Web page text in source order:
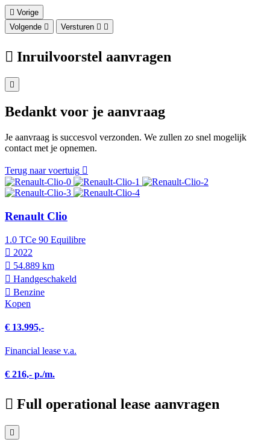
Vorige
Volgende
Versturen
Inruilvoorstel aanvragen
Bedankt voor je aanvraag
Je aanvraag is succesvol verzonden. We zullen zo snel mogelijk
contact met je opnemen.
Terug naar voertuig
Renault Clio
1.0 TCe 90 Equilibre
2022
54.889 km
Hand­geschakeld
Benzine
Kopen
€ 13.995,-
Financial lease v.a.
€ 216,- p./m.
Full operational lease aanvragen